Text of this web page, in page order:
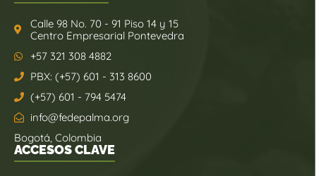
Calle 98 No. 70 - 91 Piso 14 y 15
Centro Empresarial Pontevedra
+57 321 308 4882
PBX: (+57) 601 - 313 8600
(+57) 601 - 794 5474
info@fedepalma.org
Bogotá, Colombia
ACCESOS CLAVE